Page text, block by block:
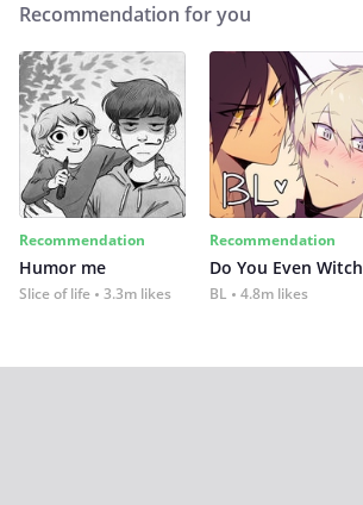
Recommendation for you
Recommendation
Humor me
Slice of life 3.3m likes
Recommendation
Do You Even Witch
BL 4.8m likes